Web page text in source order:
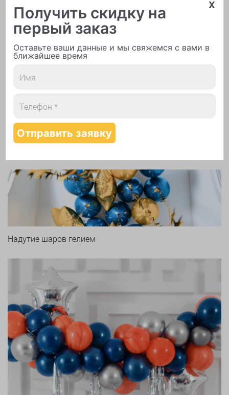
Печать логотипа
Надутие шаров гелием
Получить скидку на
первый заказ
Оставьте ваши данные и мы свяжемся с вами в
ближайшее время